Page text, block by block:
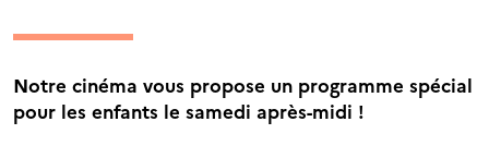
Notre cinéma vous propose un programme spécial
pour les enfants le samedi après-midi !